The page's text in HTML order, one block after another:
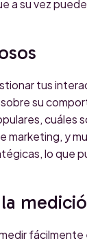
su vez
tus
su
cuáles
marketing, y
lo que